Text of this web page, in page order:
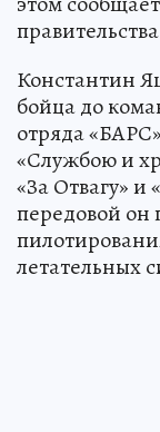
Константин
бойца до
отряда
«Службою и
«За Отвагу» и
передовой он
летательных